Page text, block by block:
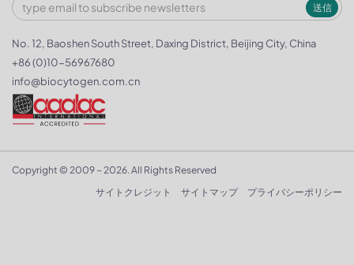
送信
No. 12, Baoshen South Street, Daxing District, Beijing City, China
+86 (0)10-56967680
info@biocytogen.com.cn
Copyright © 2009 ~ 2026. All Rights Reserved
サイトクレジット
サイトマップ プライバシーポリシー